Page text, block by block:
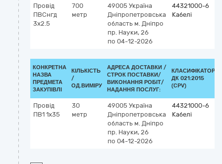
Провід
ПВСнгд
3x2.5
700
метр
49005 Україна
Дніпропетровська
область м. Дніпро
пр. Науки, 26
по 04-12-2026
44321000-6
Кабелі
КОНКРЕТНА
НАЗВА
ПРЕДМЕТА
ЗАКУПІВЛІ
КІЛЬКІСТЬ
/
ОД.ВИМІРУ
АДРЕСА ДОСТАВКИ /
СТРОК ПОСТАВКИ/
ВИКОНАННЯ РОБІТ/
НАДАННЯ ПОСЛУГ:
КЛАСИФІКАТОР
ДК 021:2015
(CPV)
Провід
ПВ1 1х35
30
метр
49005 Україна
Дніпропетровська
область м. Дніпро
пр. Науки, 26
по 04-12-2026
44321000-6
Кабелі